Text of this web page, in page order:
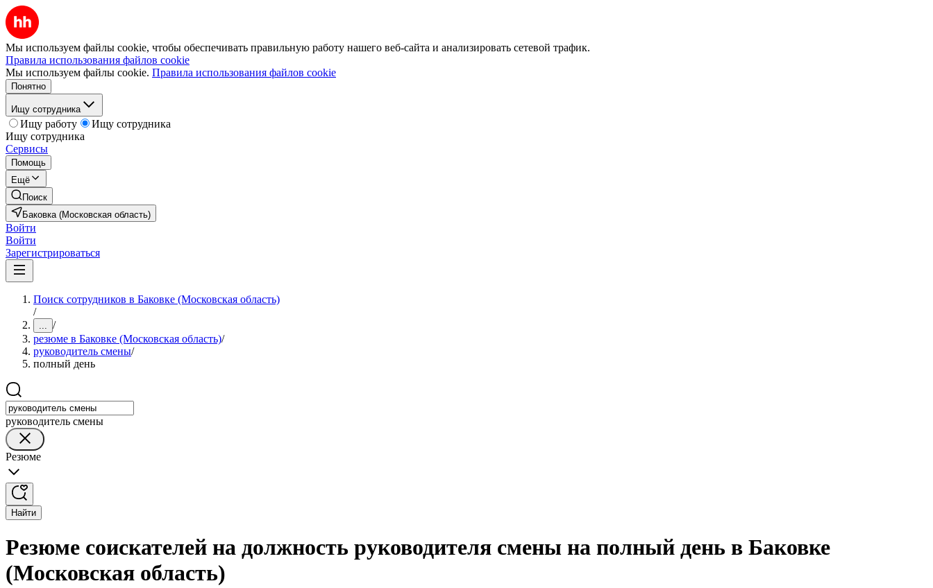
Мы используем файлы cookie, чтобы обеспечивать правильную работу нашего веб-сайта и анализировать сетевой трафик.
Правила использования файлов cookie
Мы используем файлы cookie. Правила использования файлов cookie
Понятно
Ищу сотрудника
Ищу работу
Ищу сотрудника
Ищу сотрудника
Сервисы
Помощь
Ещё
Поиск
Баковка (Московская область)
Войти
Войти
Зарегистрироваться
Поиск сотрудников в Баковке (Московская область)
/
... /
резюме в Баковке (Московская область)/
руководитель смены/
полный день
руководитель смены
Резюме
Найти
Резюме соискателей на должность руководителя смены на полный день в Баковке
(Московская область)